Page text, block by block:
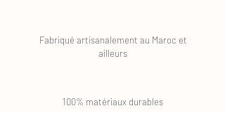
Fabriqué artisanalement au Maroc et
ailleurs
100% matériaux durables